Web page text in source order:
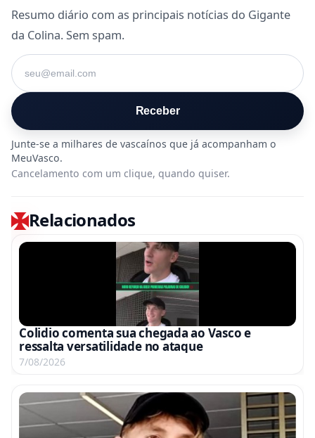
Resumo diário com as principais notícias do Gigante
da Colina. Sem spam.
Seu e-mail
Receber
Cancelamento com um clique, quando quiser.
Relacionados
Colidio comenta sua chegada ao Vasco e
ressalta versatilidade no ataque
7/08/2026